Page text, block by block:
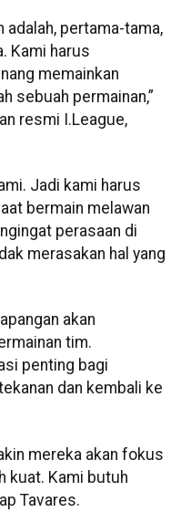
adalah, pertama-tama,
Kami harus
memainkan
sebuah permainan,”
resmi I.League,
Jadi kami harus
bermain melawan
perasaan di
merasakan hal yang
akan
tim.
penting bagi
dan kembali ke
mereka akan fokus
kuat. Kami butuh
Tavares.